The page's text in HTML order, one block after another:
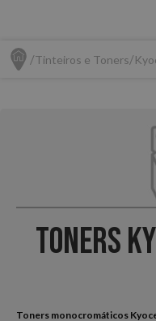
Tinteiros e Toners
Toners
Toners monocromáticos